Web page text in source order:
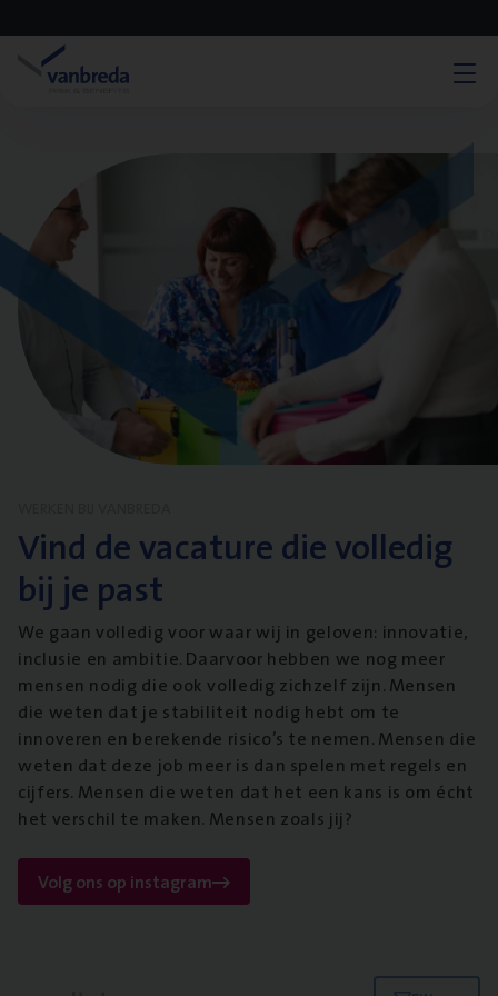
Vind de vacature die volledig
bij je past
We gaan volledig voor waar wij in geloven: innovatie,
inclusie en ambitie. Daarvoor hebben we nog meer
mensen nodig die ook volledig zichzelf zijn. Mensen
die weten dat je stabiliteit nodig hebt om te
innoveren en berekende risico’s te nemen. Mensen die
weten dat deze job meer is dan spelen met regels en
cijfers. Mensen die weten dat het een kans is om écht
het verschil te maken. Mensen zoals jij?
Volg ons op instagram